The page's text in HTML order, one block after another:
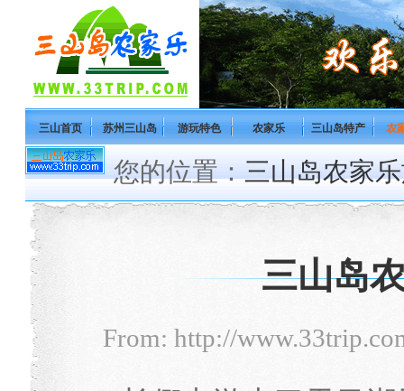
三山首页 苏州三山岛 游玩特色 农家乐 三山岛特产 农
您的位置：三山岛农家
三山岛
From: http://